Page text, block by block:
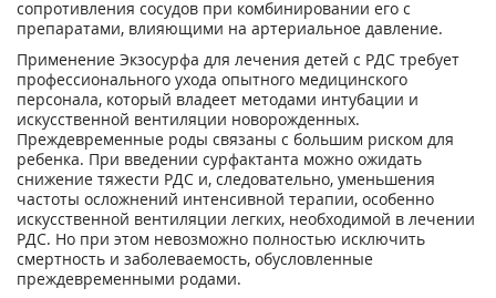
сопротивления сосудов при комбинировании его с
препаратами, влияющими на артериальное давление.
Применение Экзосурфа для лечения детей с РДС требует
профессионального ухода опытного медицинского
персонала, который владеет методами интубации и
искусственной вентиляции новорожденных.
Преждевременные роды связаны с большим риском для
ребенка. При введении сурфактанта можно ожидать
снижение тяжести РДС и, следовательно, уменьшения
частоты осложнений интенсивной терапии, особенно
искусственной вентиляции легких, необходимой в лечении
РДС. Но при этом невозможно полностью исключить
смертность и заболеваемость, обусловленные
преждевременными родами.